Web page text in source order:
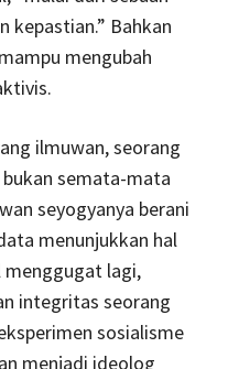
kepastian.” Bahkan
mengubah
ilmuwan, seorang
semata-mata
seyogyanya berani
menunjukkan hal
menggugat lagi,
integritas seorang
sosialisme
menjadi ideolog